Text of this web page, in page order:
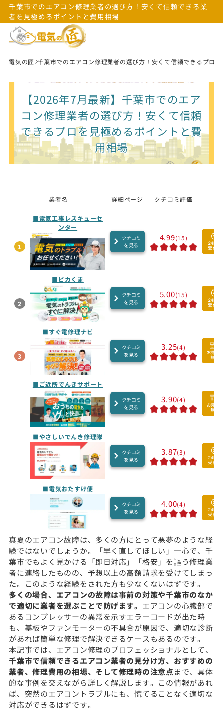
千葉市でのエアコン修理業者の選び方！安くて信頼できる業
者を見極めるポイントと費用相場
電気の匠 千葉市でのエアコン修理業者の選び方！安くて信頼できるプロ
【2026年7月最新】千葉市でのエア
コン修理業者の選び方！安くて信頼
できるプロを見極めるポイントと費
用相場
業者名 詳細ページ クチコミ評価
1
■電気工事レスキューセ
ンター
クチコミ
を見る
4.99(15)
2
■ピカくま
クチコミ
を見る
5.00(15)
3
■すぐ電修理ナビ
クチコミ
を見る
3.25(4)
■ご近所でんきサポート
クチコミ
を見る
3.90(4)
■やさしいでんき修理隊
クチコミ
を見る
3.87(3)
■電気おたすけ便
クチコミ
を見る
4.00(4)
真夏のエアコン故障は、多くの方にとって悪夢のような経
験ではないでしょうか。「早く直してほしい」一心で、千
葉市でもよく見かける「即日対応」「格安」を謳う修理業
者に連絡したものの、予想以上の高額請求を受けてしまっ
た。このような経験をされた方も少なくないはずです。
多くの場合、エアコンの故障は事前の対策や千葉市のなか
で適切に業者を選ぶことで防げます。 エアコンの心臓部で
あるコンプレッサーの異常を示すエラーコードが出た時
も、基板やファンモーターの不具合が原因で、適切な診断
があれば簡単な修理で解決できるケースもあるのです。
本記事では、エアコン修理のプロフェッショナルとして、
千葉市で信頼できるエアコン業者の見分け方、おすすめの
業者、修理費用の相場、そして修理時の注意点まで、具体
的な事例を交えながら詳しく解説します。この情報があれ
ば、突然のエアコントラブルにも、慌てることなく適切な
対応ができるはずです。